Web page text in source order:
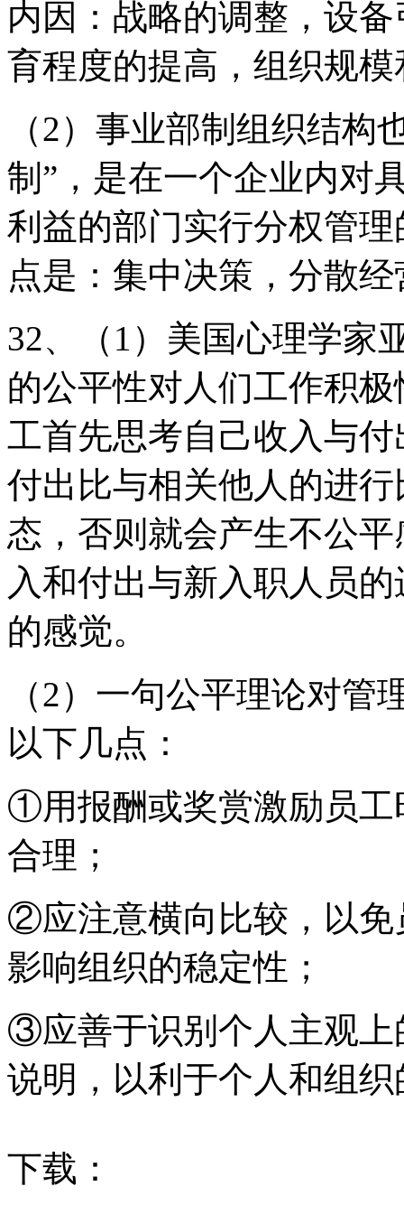
内因：战略的调整，设
育程度的提高，组织规
（2）事业部制组织结构
制”，是在一个企业内对
利益的部门实行分权管
点是：集中决策，分散经
32、（1）美国心理学家
的公平性对人们工作积
工首先思考自己收入与
付出比与相关他人的进
态，否则就会产生不公
入和付出与新入职人员
的感觉。
（2）一句公平理论对
以下几点：
①用报酬或奖赏激励员工
合理；
②应注意横向比较，以免
影响组织的稳定性；
③应善于识别个人主观上
说明，以利于个人和组
下载：